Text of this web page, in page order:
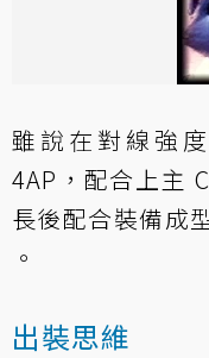
雖說在對線強
4AP，配合上主
長後配合裝備成
。
出裝思維